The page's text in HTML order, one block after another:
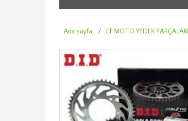
Ana sayfa / CF MOTO YEDEK PARÇALARI